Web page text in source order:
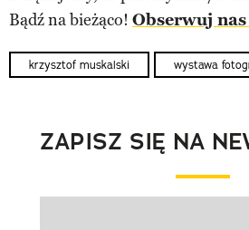
Bądź na bieżąco! Obserwuj
krzysztof muskalski wystawa
ZAPISZ SIĘ NA